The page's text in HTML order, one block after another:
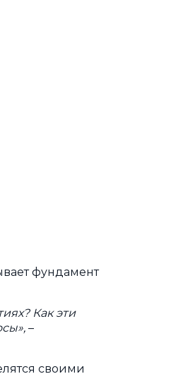
фундамент
Как эти
–
своими